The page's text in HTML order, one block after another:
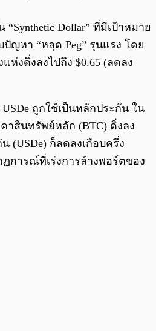
“Synthetic Dollar” ที่มีเป้าหมาย
ปัญหา “หลุด Peg” รุนแรง โดย
ห่งดิ่งลงไปถึง $0.65 (ลดลง
ถูกใช้เป็นหลักประกัน ใน
คาสินทรัพย์หลัก (BTC) ดิ่งลง
(USDe) ก็ลดลงเกือบครึ่ง
การณ์ที่เร่งการล้างพอร์ตของ